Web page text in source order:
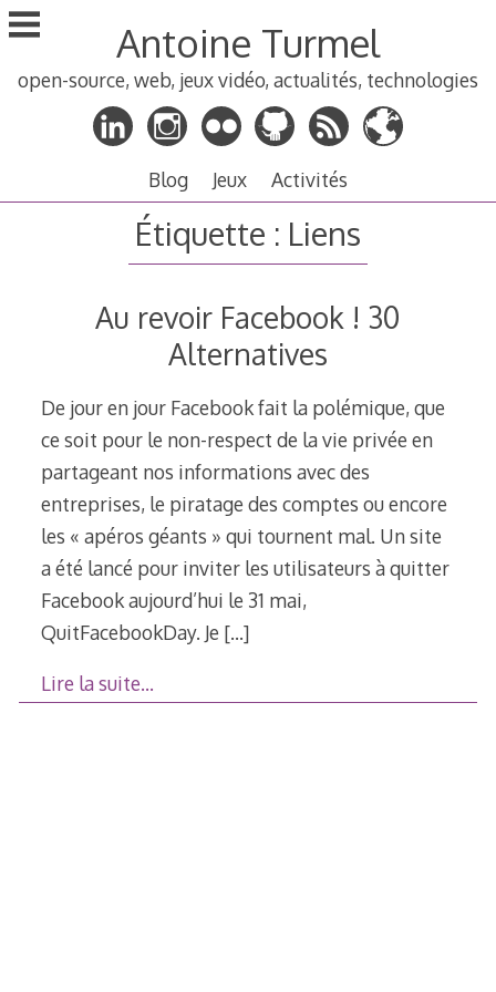
Aller
au
principal
Antoine Turmel
open-source, web, jeux vidéo, actualités, technologies
Blog Jeux Activités
Étiquette : Liens
Au revoir Facebook ! 30
Alternatives
De jour en jour Facebook fait la polémique, que
ce soit pour le non-respect de la vie privée en
partageant nos informations avec des
entreprises, le piratage des comptes ou encore
les « apéros géants » qui tournent mal. Un site
a été lancé pour inviter les utilisateurs à quitter
Facebook aujourd’hui le 31 mai,
QuitFacebookDay. Je […]
Lire la suite…